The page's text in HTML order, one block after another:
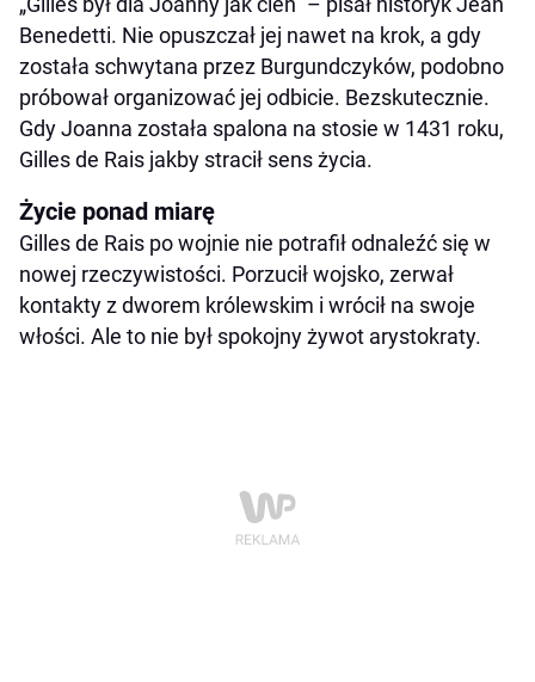
Benedetti. Nie opuszczał jej nawet na krok, a gdy
została schwytana przez Burgundczyków, podobno
próbował organizować jej odbicie. Bezskutecznie.
Gdy Joanna została spalona na stosie w 1431 roku,
Gilles de Rais jakby stracił sens życia.
Życie ponad miarę
Gilles de Rais po wojnie nie potrafił odnaleźć się w
nowej rzeczywistości. Porzucił wojsko, zerwał
kontakty z dworem królewskim i wrócił na swoje
włości. Ale to nie był spokojny żywot arystokraty.